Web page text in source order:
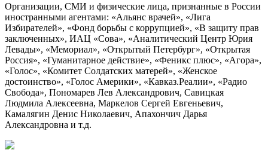
Организации, СМИ и физические лица, признанные в России
иностранными агентами: «Альянс врачей», «Лига
Избирателей», «Фонд борьбы с коррупцией», «В защиту прав
заключенных», ИАЦ «Сова», «Аналитический Центр Юрия
Левады», «Мемориал», «Открытый Петербург», «Открытая
Россия», «Гуманитарное действие», «Феникс плюс», «Агора»,
«Голос», «Комитет Солдатских матерей», «Женское
достоинство», «Голос Америки», «Кавказ.Реалии», «Радио
Свобода», Пономарев Лев Александрович, Савицкая
Людмила Алексеевна, Маркелов Сергей Евгеньевич,
Камалягин Денис Николаевич, Апахончич Дарья
Александровна и т.д.